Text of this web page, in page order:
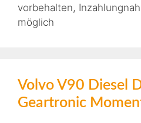
vorbehalten,
möglich
Volvo V90 Diesel
Geartronic